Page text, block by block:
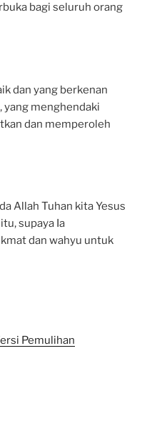
bagi seluruh orang
dan yang berkenan
yang menghendaki
dan memperoleh
Allah Tuhan kita Yesus
supaya Ia
dan wahyu untuk
Pemulihan